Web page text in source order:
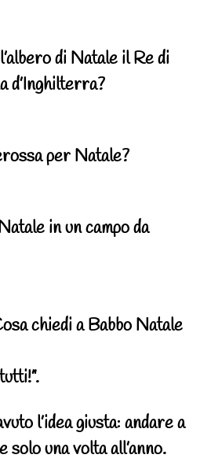
di Natale il Re di
d’Inghilterra?
per Natale?
in un campo da
chiedi a Babbo Natale
l’idea giusta: andare a
una volta all’anno.